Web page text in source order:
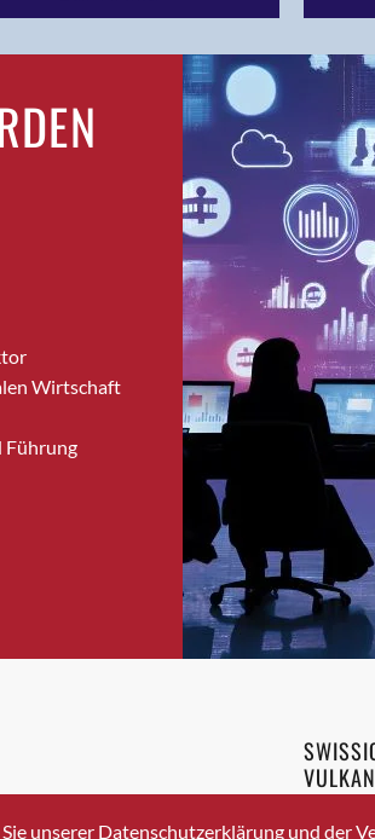
Birsfelden
Bolligen
Bonaduz
Bonstetten
Bottighofen
Bremgarten bei
Brig-Glis
Bronschhofen
Brugg
Brugg AG
Burgdorf
Bäretswil
Bülach
Cazis
Crissier
Davos Platz
Wirtschaft
Führung
43 336 40 20
8048
unserer Datenschutzerklärung und der